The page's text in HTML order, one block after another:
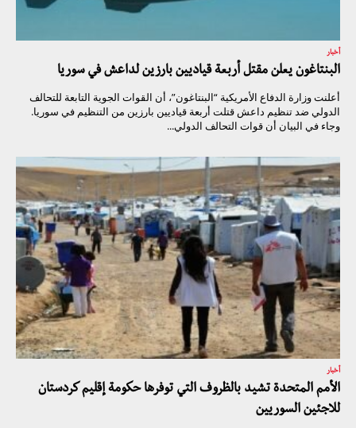
أخبار
البنتاغون يعلن مقتل أربعة قياديين بارزين لداعش في سوريا
أعلنت وزارة الدفاع الأمريكية “البنتاغون”، أن القوات الجوية التابعة للتحالف
الدولي ضد تنظيم داعش قتلت أربعة قياديين بارزين من التنظيم في سوريا.
وجاء في البيان أن قوات التحالف الدولي...
أخبار
الأمم المتحدة تشيد بالظروف التي توفرها حكومة إقليم كردستان
للاجئين السوريين